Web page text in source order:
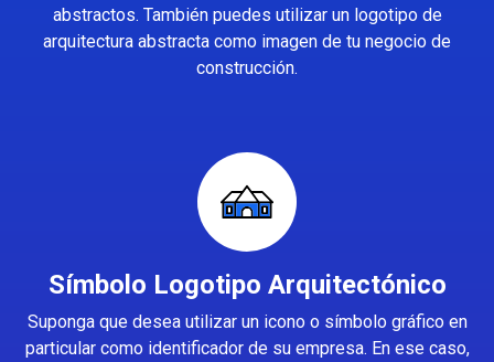
abstractos. También puedes utilizar un logotipo de
arquitectura abstracta como imagen de tu negocio de
construcción.
Símbolo Logotipo Arquitectónico
Suponga que desea utilizar un icono o símbolo gráfico en
particular como identificador de su empresa. En ese caso,